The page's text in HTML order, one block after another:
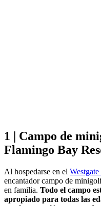
1 | Campo de
Flamingo Bay
Al hospedarse en el
encantador campo de
en familia. Todo el campo
apropiado para todas las